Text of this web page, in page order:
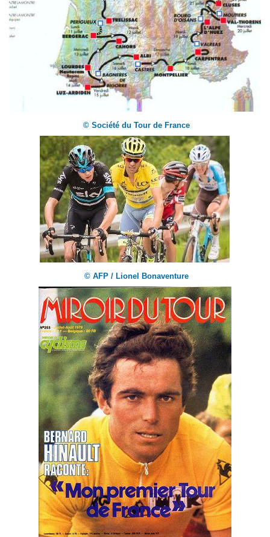
© Société du Tour de France
© AFP / Lionel Bonaventure